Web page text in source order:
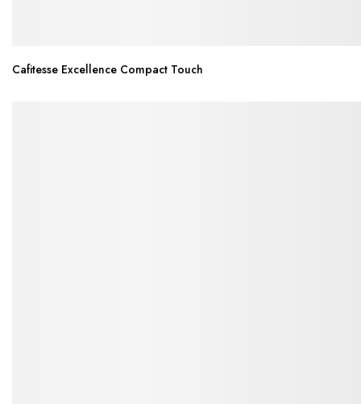
Cafitesse Excellence Compact Touch